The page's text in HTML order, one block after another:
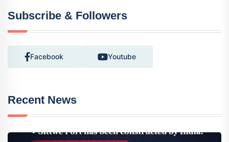
Subscribe & Followers
Facebook Youtube
Recent News